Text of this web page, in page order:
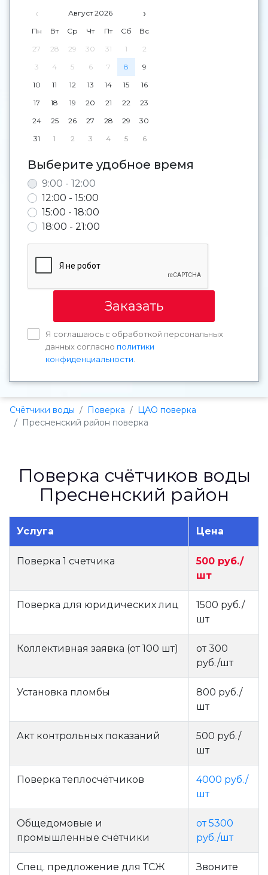
‹ Август 2026 ›
Пн Вт Ср Чт Пт Сб
Вс
27
28 29 30 31 1
2
3
4 5 6 7 8
9
10
11 12 13 14 15
16
17
18 19 20 21 22
23
24
25 26 27 28 29
30
31
1 2 3 4 5 6
Выберите удобное время
9:00 - 12:00
12:00 - 15:00
15:00 - 18:00
18:00 - 21:00
Заказать
Я соглашаюсь с обработкой персональных
данных согласно политики
конфиденциальности
Счётчики воды Поверка
ЦАО поверка
Пресненский район поверка
Поверка счётчиков воды
Пресненский район
Услуга Цена
Поверка 1 счетчика
500 руб./
шт
Поверка для юридических лиц
1500 руб./
шт
Коллективная заявка (от 100 шт)
от 300
руб./шт
Установка пломбы
800 руб./
шт
Акт контрольных показаний
500 руб./
шт
Поверка теплосчётчиков
4000 руб./
шт
Общедомовые и
промышленные счётчики
от 5300
руб./шт
Спец. предложение для ТСЖ Звоните